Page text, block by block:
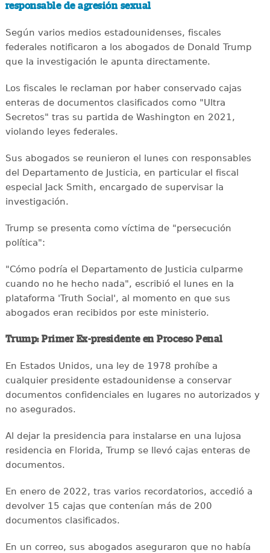
responsable de agresión sexual
Según varios medios estadounidenses, fiscales
federales notificaron a los abogados de Donald Trump
que la investigación le apunta directamente.
Los fiscales le reclaman por haber conservado cajas
enteras de documentos clasificados como "Ultra
Secretos" tras su partida de Washington en 2021,
violando leyes federales.
Sus abogados se reunieron el lunes con responsables
del Departamento de Justicia, en particular el fiscal
especial Jack Smith, encargado de supervisar la
investigación.
Trump se presenta como víctima de "persecución
política":
"Cómo podría el Departamento de Justicia culparme
cuando no he hecho nada", escribió el lunes en la
plataforma 'Truth Social', al momento en que sus
abogados eran recibidos por este ministerio.
Trump: Primer Ex-presidente en Proceso Penal
En Estados Unidos, una ley de 1978 prohíbe a
cualquier presidente estadounidense a conservar
documentos confidenciales en lugares no autorizados y
no asegurados.
Al dejar la presidencia para instalarse en una lujosa
residencia en Florida, Trump se llevó cajas enteras de
documentos.
En enero de 2022, tras varios recordatorios, accedió a
devolver 15 cajas que contenían más de 200
documentos clasificados.
En un correo, sus abogados aseguraron que no había